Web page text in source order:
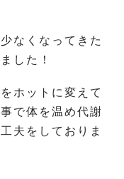
なくなってきた
した！
ホットに変えて
で体を温め代謝
夫をしておりま